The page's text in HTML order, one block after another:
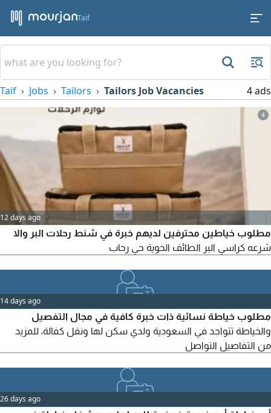
Taif
Taif Jobs Tailors Tailors Job Vacancies 4 ads
4
12 days ago
مطلوب خياطين محترفين لديهم خبرة في شنط رحلات البر والا
شرعه كراسي البر الطائف الحوية حي رحاب
14 days ago
مطلوب خياطة نسائية ذات خبرة كافية في مجال التفصيل
والخياطة تتواجد في السعودية ولدي سكن لها ونقل كفالة، للمزيد
من التفاصيل التواصل
26 days ago